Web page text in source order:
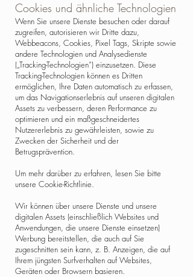
Cookies und ähnliche Technologien
Wenn Sie unsere Dienste besuchen oder darauf
zugreifen, autorisieren wir Dritte dazu,
Webbeacons, Cookies, Pixel Tags, Skripte sowie
andere Technologien und Analysedienste
(„Tracking-Technologien“) einzusetzen. Diese
Tracking-Technologien können es Dritten
ermöglichen, Ihre Daten automatisch zu erfassen,
um das Navigationserlebnis auf unseren digitalen
Assets zu verbessern, deren Performance zu
optimieren und ein maßgeschneidertes
Nutzererlebnis zu gewährleisten, sowie zu
Zwecken der Sicherheit und der
Betrugsprävention.
Um mehr darüber zu erfahren, lesen Sie bitte
unsere Cookie-Richtlinie.
Wir können über unsere Dienste und unsere
digitalen Assets (einschließlich Websites und
Anwendungen, die unsere Dienste einsetzen)
Werbung bereitstellen, die auch auf Sie
zugeschnitten sein kann, z. B. Anzeigen, die auf
Ihrem jüngsten Surfverhalten auf Websites,
Geräten oder Browsern basieren.